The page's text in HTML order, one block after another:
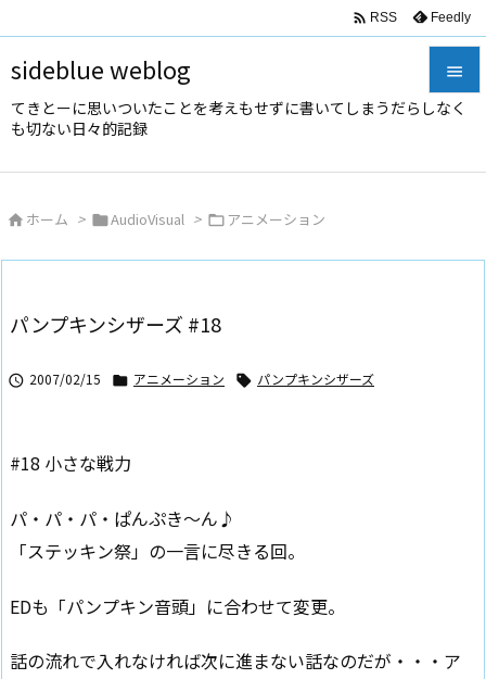
sideblue weblog
てきとーに思いついたことを考えもせずに書いてしまうだらしなく
も切ない日々的記録



 RSS Feedly
 ホーム > AudioVisual > アニメーション
パンプキンシザーズ #18
 2007/02/15  アニメーション  パンプキンシザーズ
#18 小さな戦力
パ・パ・パ・ぱんぷき～ん♪
「ステッキン祭」の一言に尽きる回。
EDも「パンプキン音頭」に合わせて変更。
話の流れで入れなければ次に進まない話なのだが・・・ア